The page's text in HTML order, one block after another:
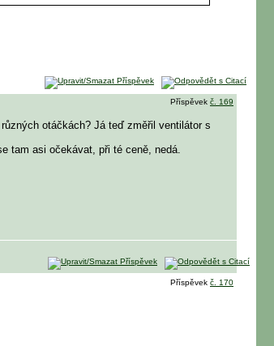
Příspěvek č. 169
otáčkách? Já teď změřil ventilátor s
tam asi očekávat, při té ceně, nedá.
Příspěvek č. 170